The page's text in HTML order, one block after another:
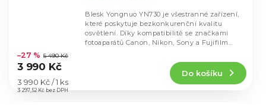
hodnocení
produktu
4,5
3 297,52 Kč bez DPH
–27 % 5 490 Kč
3 990 Kč
Měrná
cena:
3 990 Kč / 1 ks
Do košíku
Blesk Yongnuo YN730 je všestranné zařízení,
které poskytuje bezkonkurenční kvalitu
osvětlení. Díky kompatibilitě se značkami
fotoaparátů Canon, Nikon, Sony a Fujifilm